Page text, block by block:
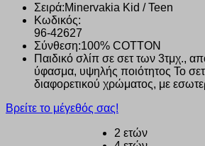
was:
€15.70.
τιμή
είναι:
€11.77.
Σειρά:Minervakia Kid / Teen
Κωδικός:
96-42627
Σύνθεση:100% COTTON
Παιδικό σλίπ σε σετ των 3τμχ.,
ύφασμα, υψηλής ποιότητος Το
διαφορετικού χρώματος, με
Βρείτε το μέγεθός σας!
2 ετών